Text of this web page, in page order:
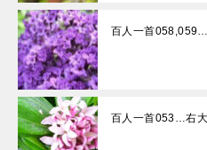
百人一首
百人一首053…右